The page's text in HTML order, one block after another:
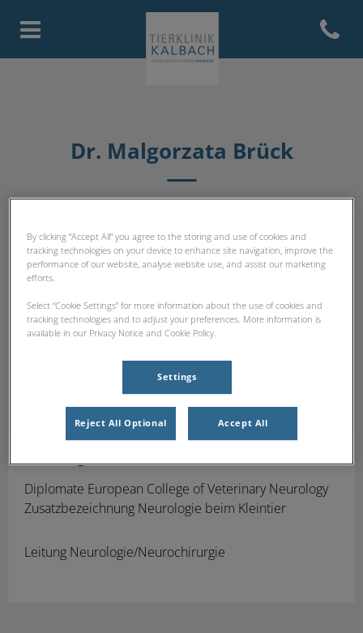
Homepage Tierklinik Kalbach
Open
Dr. Malgorzata Brück
Diplomate European College of Veterinary Neurology
Zusatzbezeichnung Neurologie beim Kleintier
Leitung Neurologie/Neurochirurgie
By clicking “Accept All” you agree to the storing and use of cookies and
tracking technologies on your device to enhance site navigation, improve the
performance of our website, analyse website use, and assist our marketing
efforts.
Select “Cookie Settings” for more information about the use of cookies and
tracking technologies and to adjust your preferences. More information is
available in our Privacy Notice and Cookie Policy.
Settings
Reject All Optional Accept All